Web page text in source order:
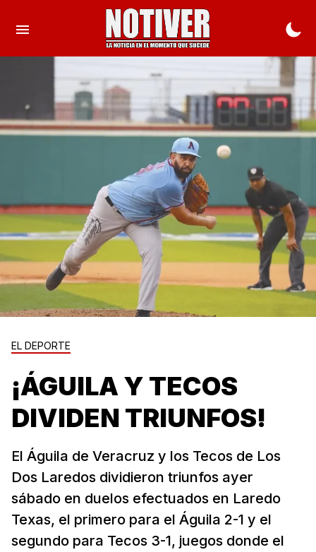
EL DEPORTE
¡ÁGUILA Y TECOS
DIVIDEN TRIUNFOS!
El Águila de Veracruz y los Tecos de Los
Dos Laredos dividieron triunfos ayer
sábado en duelos efectuados en Laredo
Texas, el primero para el Águila 2-1 y el
segundo para Tecos 3-1, juegos donde el